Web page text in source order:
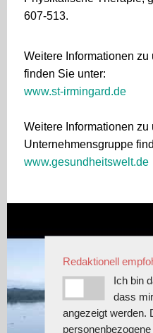
607-513.
Weitere Informationen
finden Sie unter:
www.st-irmingard.de
Weitere Informationen zu
Unternehmensgruppe
www.gesundheitswelt.de
Redaktionell
Ich bin
dass
angezeigt werden.